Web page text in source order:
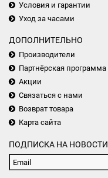
Условия и гарантии
Уход за часами
ДОПОЛНИТЕЛЬНО
Производители
Партнёрская программа
Акции
Связаться с нами
Возврат товара
Карта сайта
ПОДПИСКА НА НОВОСТИ